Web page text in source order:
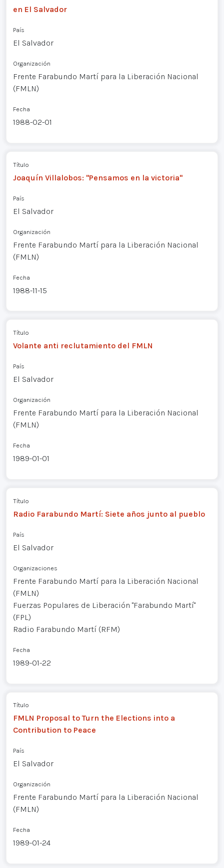
en El Salvador
País
El Salvador
Organización
Frente Farabundo Martí para la Liberación Nacional
(FMLN)
Fecha
1988-02-01
Título
Joaquín Villalobos: "Pensamos en la victoria"
País
El Salvador
Organización
Frente Farabundo Martí para la Liberación Nacional
(FMLN)
Fecha
1988-11-15
Título
Volante anti reclutamiento del FMLN
País
El Salvador
Organización
Frente Farabundo Martí para la Liberación Nacional
(FMLN)
Fecha
1989-01-01
Título
Radio Farabundo Martí: Siete años junto al pueblo
País
El Salvador
Organizaciones
Frente Farabundo Martí para la Liberación Nacional
(FMLN)
Fuerzas Populares de Liberación "Farabundo Martí"
(FPL)
Radio Farabundo Martí (RFM)
Fecha
1989-01-22
Título
FMLN Proposal to Turn the Elections into a
Contribution to Peace
País
El Salvador
Organización
Frente Farabundo Martí para la Liberación Nacional
(FMLN)
Fecha
1989-01-24